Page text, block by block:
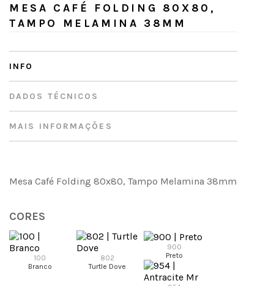
MESA CAFÉ FOLDING 80X80,
TAMPO MELAMINA 38MM
INFO
DADOS TÉCNICOS
MAIS INFORMAÇÕES
Mesa Café Folding 80x80, Tampo Melamina 38mm
CORES
100
Branco
802
Turtle Dove
900
Preto